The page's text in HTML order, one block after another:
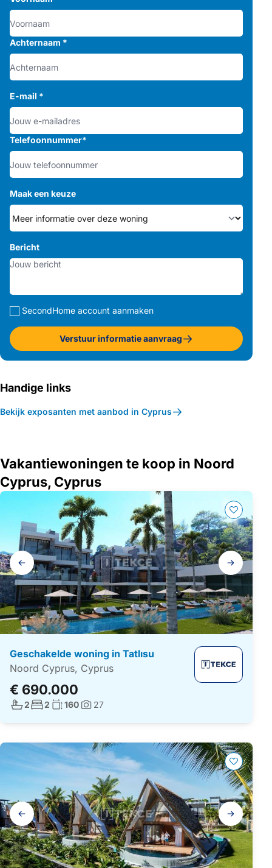
Achternaam *
E-mail *
Telefoonnummer*
Maak een keuze
Bericht
SecondHome account aanmaken
Verstuur informatie aanvraag
Handige links
Bekijk exposanten met aanbod in Cyprus
Vakantiewoningen te koop in Noord
Cyprus, Cyprus
Galerij
navigatie
Geschakelde woning in Tatlısu
Noord Cyprus, Cyprus
€ 690.000
Aantal badkamers:
2Aantal slaapkamers:
2 Woonoppervlakte:
160Foto's:
27
Galerij
navigatie